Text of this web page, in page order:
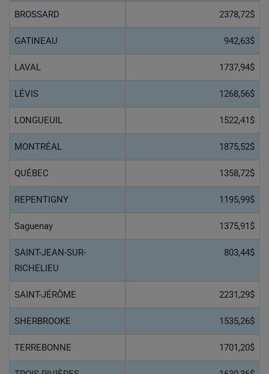
BROSSARD 2378,72$
GATINEAU 942,63$
LAVAL 1737,94$
LÉVIS 1268,56$
LONGUEUIL 1522,41$
MONTRÉAL 1875,52$
QUÉBEC 1358,72$
REPENTIGNY 1195,99$
Saguenay 1375,91$
SAINT-JEAN-SUR-
RICHELIEU
803,44$
SAINT-JÉRÔME 2231,29$
SHERBROOKE 1535,26$
TERREBONNE 1701,20$